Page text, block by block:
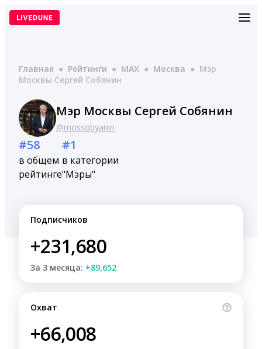
Перейти
Главная ● Рейтинги ● MAX ● Москва ● Мэр
Москвы Сергей Собянин
Мэр Москвы Сергей Собянин
@mossobyanin
#58
в общем
рейтинге
#1
в категории
"Мэры"
Подписчиков
+231,680
За 3 месяца: +89,652
Охват
+66,008